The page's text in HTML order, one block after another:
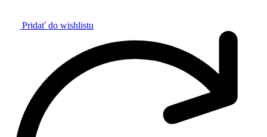
Pridať do wishlistu